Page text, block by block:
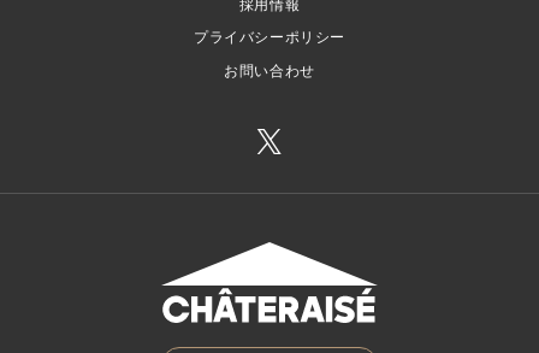
採用情報
プライバシーポリシー
お問い合わせ